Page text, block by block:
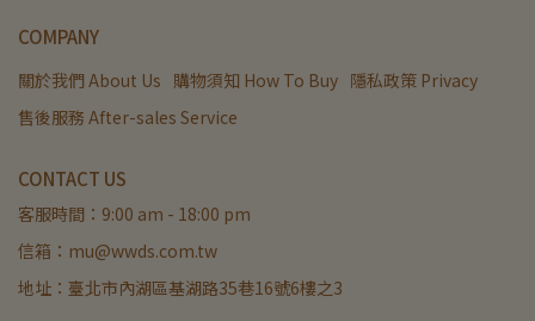
COMPANY
關於我們 About Us 購物須知 How To Buy 隱私政策 Privacy
售後服務 After-sales Service
CONTACT US
客服時間：9:00 am - 18:00 pm
信箱：mu@wwds.com.tw
地址：臺北市內湖區基湖路35巷16號6樓之3